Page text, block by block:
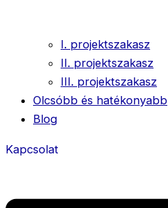
I. projektszakasz
II. projektszakasz
III. projektszakasz
Olcsóbb és hatékonyabb
Blog
Kapcsolat